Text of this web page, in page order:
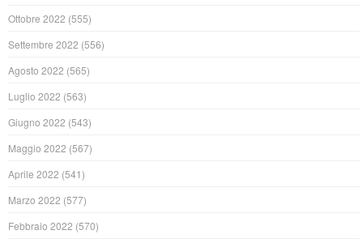
Ottobre 2022 (555)
Settembre 2022 (556)
Agosto 2022 (565)
Luglio 2022 (563)
Giugno 2022 (543)
Maggio 2022 (567)
Aprile 2022 (541)
Marzo 2022 (577)
Febbraio 2022 (570)